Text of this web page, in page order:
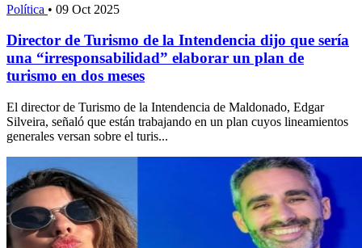
Política • 09 Oct 2025
Director de Turismo de la Intendencia dijo que sería
una “irresponsabilidad” elaborar un plan de
turismo en dos meses
El director de Turismo de la Intendencia de Maldonado, Edgar
Silveira, señaló que están trabajando en un plan cuyos lineamientos
generales versan sobre el turis...